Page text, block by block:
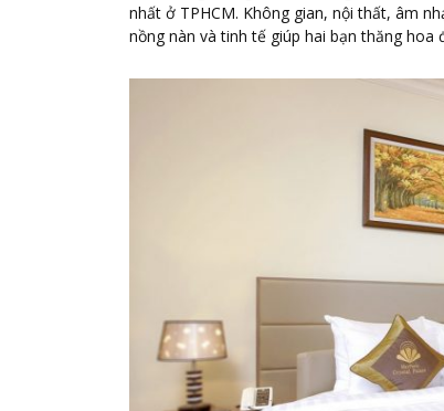
nhất ở TPHCM. Không gian, nội thất, âm
nồng nàn và tinh tế giúp hai bạn thăng